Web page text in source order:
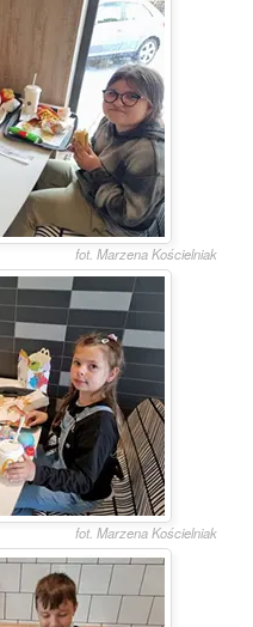
fot. Marzena Kościelniak
fot. Marzena Kościelniak